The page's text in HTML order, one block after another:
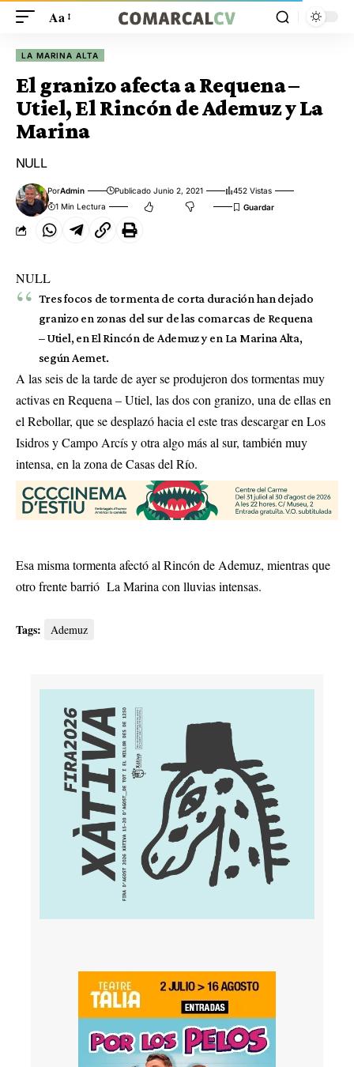
Aa
LA MARINA ALTA
El granizo afecta a Requena –
Utiel, El Rincón de Ademuz y La
Marina
NULL
PorAdmin Publicado Junio 2, 2021
452 Vistas
1 Min Lectura
NULL
Tres focos de tormenta de corta duración han dejado
granizo en zonas del sur de las comarcas de Requena
– Utiel, en El Rincón de Ademuz y en La Marina Alta,
según Aemet.
A las seis de la tarde de ayer se produjeron dos tormentas muy
activas en Requena – Utiel, las dos con granizo, una de ellas en
el Rebollar, que se desplazó hacia el este tras descargar en Los
Isidros y Campo Arcís y otra algo más al sur, también muy
intensa, en la zona de Casas del Río.
Esa misma tormenta afectó al Rincón de Ademuz, mientras que
otro frente barrió La Marina con lluvias intensas.
Tags: Ademuz